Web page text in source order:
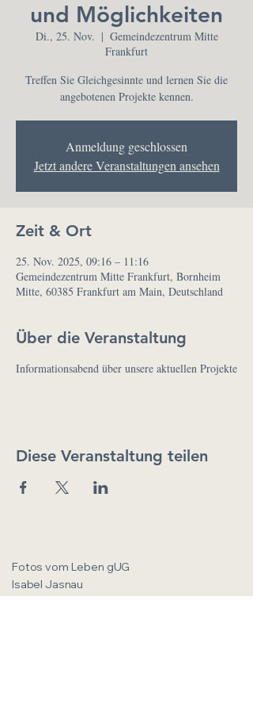
und Möglichkeiten
Di., 25. Nov.
  |
Gemeindezentrum Mitte
Frankfurt
Treffen Sie Gleichgesinnte und lernen Sie die
angebotenen Projekte kennen.
Anmeldung geschlossen
Jetzt andere Veranstaltungen ansehen
Zeit & Ort
25. Nov. 2025, 09:16 – 11:16
Gemeindezentrum Mitte Frankfurt, Bornheim
Mitte, 60385 Frankfurt am Main, Deutschland
Über die Veranstaltung
Informationsabend über unsere aktuellen Projekte
Diese Veranstaltung teilen
Fotos vom Leben gUG
Isabel Jasnau